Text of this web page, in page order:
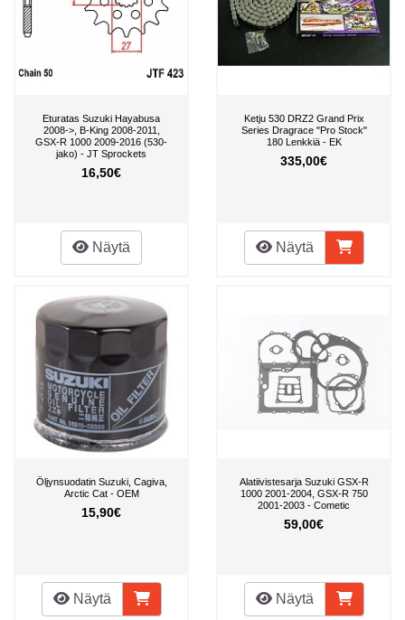
Eturatas Suzuki Hayabusa
2008->, B-King 2008-2011,
GSX-R 1000 2009-2016 (530-
jako) - JT Sprockets
16,50€
Näytä
Ketju 530 DRZ2 Grand Prix
Series Dragrace "Pro Stock"
180 Lenkkiä - EK
335,00€
Näytä
Öljynsuodatin Suzuki, Cagiva,
Arctic Cat - OEM
15,90€
Näytä
Alatiivistesarja Suzuki GSX-R
1000 2001-2004, GSX-R 750
2001-2003 - Cometic
59,00€
Näytä